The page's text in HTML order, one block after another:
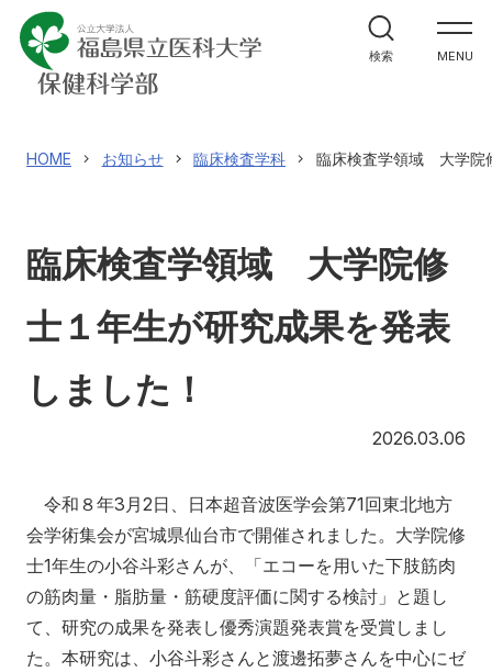
MENU
学部案内
学科紹介
大学院案内
教員メッセージ
対象者別
地域の方へ 来院の方（診療）へ
アクセス 寄附 English お問い合わせ
検索
HOME お知らせ 臨床検査学科 臨床検査学領域 大学院
臨床検査学領域 大学院修
士１年生が研究成果を発表
しました！
2026.03.06
令和８年3月2日、日本超音波医学会第71回東北地方
会学術集会が宮城県仙台市で開催されました。大学院修
士1年生の小谷斗彩さんが、「エコーを用いた下肢筋肉
の筋肉量・脂肪量・筋硬度評価に関する検討」と題し
て、研究の成果を発表し優秀演題発表賞を受賞しまし
た。本研究は、小谷斗彩さんと渡邊拓夢さんを中心にゼ